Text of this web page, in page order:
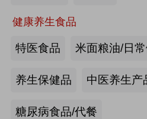
健康养生食品
特医食品 米面粮油/日
养生保健品 中医养生产
糖尿病食品/代餐
来源:注册会员
慢病智能随